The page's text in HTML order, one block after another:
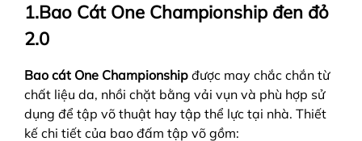
1.Bao Cát One Championship đen đỏ
2.0
Bao cát One Championship được may chắc chắn từ
chất liệu da, nhồi chặt bằng vải vụn và phù hợp sử
dụng để tập võ thuật hay tập thể lực tại nhà. Thiết
kế chi tiết của bao đấm tập võ gồm: